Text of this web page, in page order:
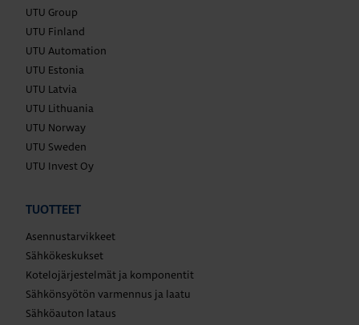
UTU Group
UTU Finland
UTU Automation
UTU Estonia
UTU Latvia
UTU Lithuania
UTU Norway
UTU Sweden
UTU Invest Oy
TUOTTEET
Asennustarvikkeet
Sähkökeskukset
Kotelojärjestelmät ja komponentit
Sähkönsyötön varmennus ja laatu
Sähköauton lataus